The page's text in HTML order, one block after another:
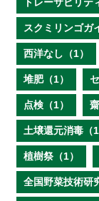
トレーサビリテ
スクミリンゴガ
西洋なし（1）
堆肥（1）
点検（1）
土壌還元消毒（1
植樹祭（1）
全国野菜技術研